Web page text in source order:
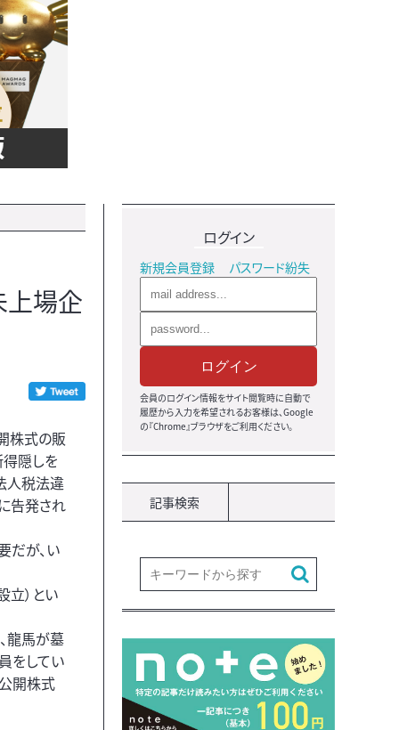
上場企
株式の販
得隠しを
人税法違
告発され
だが、い
立）とい
龍馬が墓
をしてい
開株式
ログイン
新規会員登録 パスワード紛失
ログイン
会員のログイン情報をサイト閲覧時に自動で
履歴から入力を希望されるお客様は、Google
の『Chrome』ブラウザをご利用ください。
記事検索